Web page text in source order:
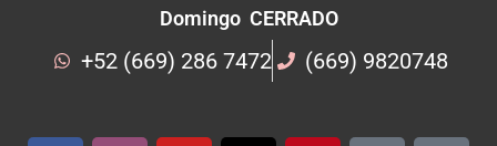
Domingo CERRADO
+52 (669) 286 7472 (669) 9820748